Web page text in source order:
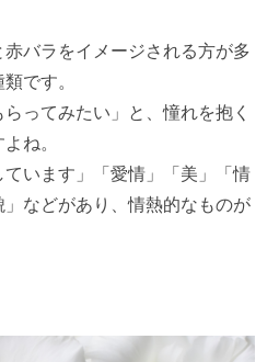
バラをイメージされる方が多
です。
ってみたい」と、憧れを抱く
ね。
います」「愛情」「美」「情
などがあり、情熱的なものが